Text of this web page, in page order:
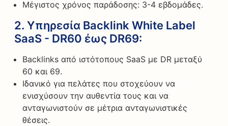
Μέγιστος χρόνος παράδοσης: 3-4 εβδομάδες.
2. Υπηρεσία Backlink White Label
SaaS - DR60 έως DR69:
Backlinks από ιστότοπους SaaS με DR μεταξύ
60 και 69.
Ιδανικό για πελάτες που στοχεύουν να
ενισχύσουν την αυθεντία τους και να
ανταγωνιστούν σε μέτρια ανταγωνιστικές
θέσεις.